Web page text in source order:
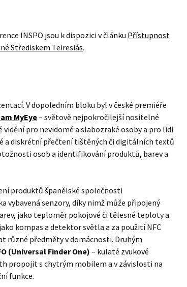
INSPO jsou k dispozici v článku Přístupnost
Střediskem Teiresiás.
V dopoledním bloku byl v české premiéře
MyEye– světově nejpokročilejší nositelné
pro nevidomé a slabozraké osoby a pro lidi
a diskrétní přečtení tištěných či digitálních textů
osob a identifikování produktů, barev a
produktů španělské společnosti
vybavená senzory, díky nimž může připojený
jako teploměr pokojové či tělesné teploty a
kompas a detektor světla a za použití NFC
různé předměty v domácnosti. Druhým
(Universal Finder One) – kulaté zvukové
propojit s chytrým mobilem a v závislosti na
funkce.